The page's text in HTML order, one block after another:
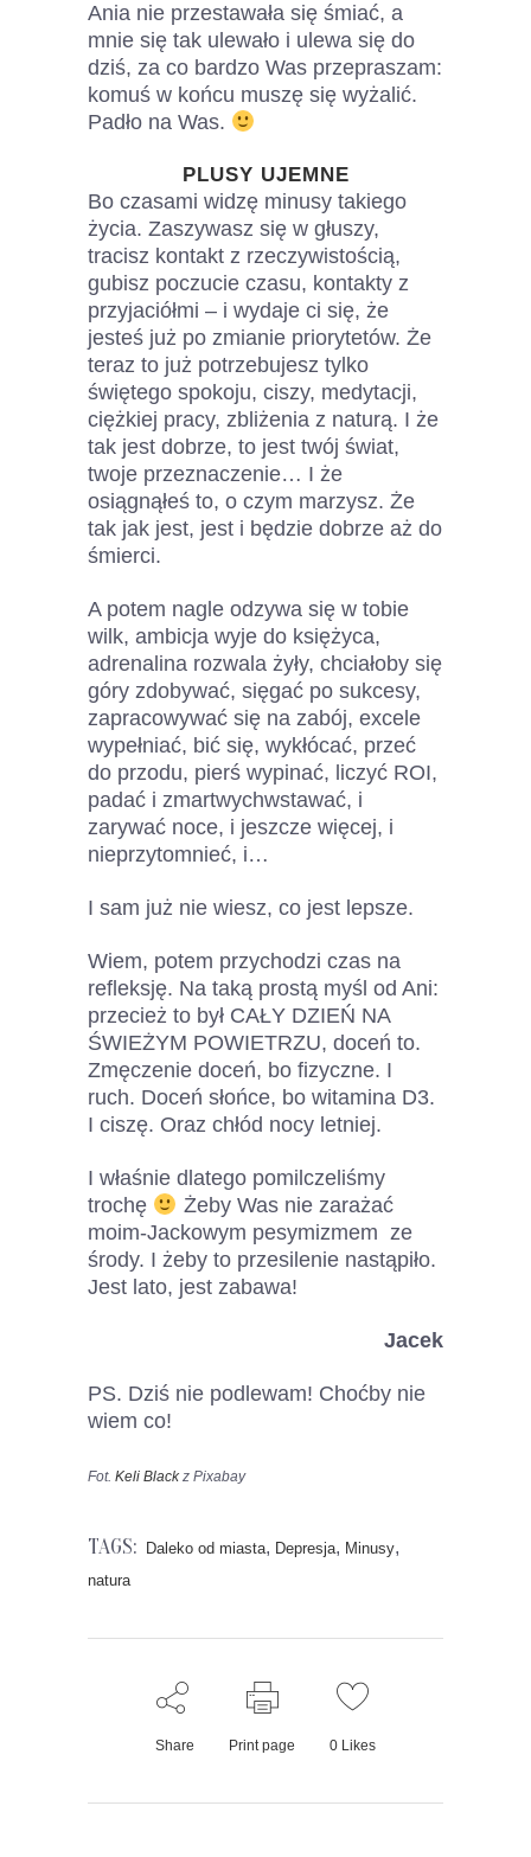
Ania nie przestawała się śmiać, a
mnie się tak ulewało i ulewa się do
dziś, za co bardzo Was przepraszam:
komuś w końcu muszę się wyżalić.
Padło na Was.
PLUSY UJEMNE
Bo czasami widzę minusy takiego
życia. Zaszywasz się w głuszy,
tracisz kontakt z rzeczywistością,
gubisz poczucie czasu, kontakty z
przyjaciółmi – i wydaje ci się, że
jesteś już po zmianie priorytetów. Że
teraz to już potrzebujesz tylko
świętego spokoju, ciszy, medytacji,
ciężkiej pracy, zbliżenia z naturą. I że
tak jest dobrze, to jest twój świat,
twoje przeznaczenie… I że
osiągnąłeś to, o czym marzysz. Że
tak jak jest, jest i będzie dobrze aż do
śmierci.
A potem nagle odzywa się w tobie
wilk, ambicja wyje do księżyca,
adrenalina rozwala żyły, chciałoby się
góry zdobywać, sięgać po sukcesy,
zapracowywać się na zabój, excele
wypełniać, bić się, wykłócać, przeć
do przodu, pierś wypinać, liczyć ROI,
padać i zmartwychwstawać, i
zarywać noce, i jeszcze więcej, i
nieprzytomnieć, i…
I sam już nie wiesz, co jest lepsze.
Wiem, potem przychodzi czas na
refleksję. Na taką prostą myśl od Ani:
przecież to był CAŁY DZIEŃ NA
ŚWIEŻYM POWIETRZU, doceń to.
Zmęczenie doceń, bo fizyczne. I
ruch. Doceń słońce, bo witamina D3.
I ciszę. Oraz chłód nocy letniej.
I właśnie dlatego pomilczeliśmy
trochę
Żeby Was nie zarażać
moim-Jackowym pesymizmem ze
środy. I żeby to przesilenie nastąpiło.
Jest lato, jest zabawa!
Jacek
PS. Dziś nie podlewam! Choćby nie
wiem co!
Fot. Keli Blackz Pixabay
TAGS: Daleko od miasta, Depresja, Minusy,
natura
Share Print page 0 Likes